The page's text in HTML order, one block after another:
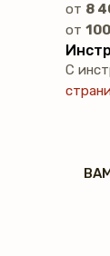
от 8
от
С